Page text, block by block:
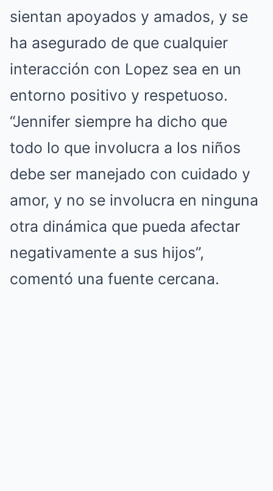
sientan apoyados y amados, y se
ha asegurado de que cualquier
interacción con Lopez sea en un
entorno positivo y respetuoso.
“Jennifer siempre ha dicho que
todo lo que involucra a los niños
debe ser manejado con cuidado y
amor, y no se involucra en ninguna
otra dinámica que pueda afectar
negativamente a sus hijos”,
comentó una fuente cercana.